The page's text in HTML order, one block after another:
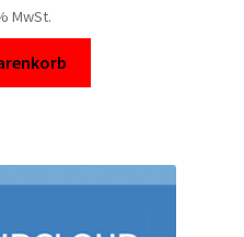
MwSt.